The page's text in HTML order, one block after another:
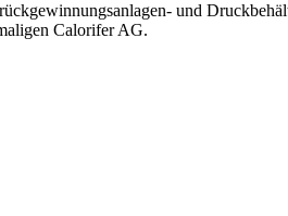
und
Calorifer AG.